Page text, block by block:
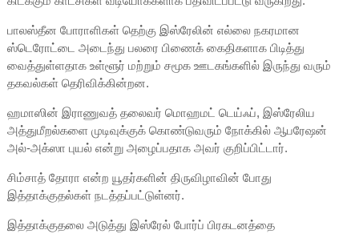
பாலஸ்தீன போராளிகள் தெற்கு இஸ்ரேலின் எல்லை நகரமான
ஸ்டெரோட்டை அடைந்து பலரை பிணைக் கைதிகளாக பிடித்து
வைத்துள்ளதாக உள்ளூர் மற்றும் சமூக ஊடகங்களில் இருந்து வரும்
தகவல்கள் தெரிவிக்கின்றன.
ஹமாஸின் இராணுவத் தலைவர் மொஹமட் டெய்ஃப், இஸ்ரேலிய
அத்துமீறல்களை முடிவுக்குக் கொண்டுவரும் நோக்கில் ஆபரேஷன்
அல்-அக்ஸா புயல் என்று அழைப்பதாக அவர் குறிப்பிட்டார்.
சிம்சாத் தோரா என்ற யூதர்களின் திருவிழாவின் போது
இத்தாக்குதல்கள் நடத்தப்பட்டுள்னர்.
இத்தாக்குதலை அடுத்து இஸ்ரேல் போர்ப் பிரகடனத்தை